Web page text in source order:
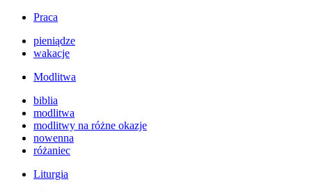
Praca
pieniądze
wakacje
Modlitwa
biblia
modlitwa
modlitwy na różne okazje
nowenna
różaniec
Liturgia